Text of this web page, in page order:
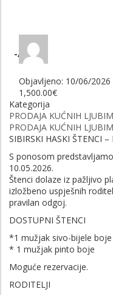
-/18
Objavljeno: 10/06/
1,500.00€
Kategorija
PRODAJA KUĆNIH
PRODAJA KUĆNIH
SIBIRSKI HASKI ŠTENCI
S ponosom
10.05.2026.
Štenci dolaze iz pažljivo
izložbeno uspješnih
pravilan odgoj.
DOSTUPNI ŠTENCI
*1 mužjak sivo-bijele boje
* 1 mužjak pinto boje
Moguće rezervacije.
RODITELJI